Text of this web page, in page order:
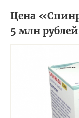
Цена
5 млн